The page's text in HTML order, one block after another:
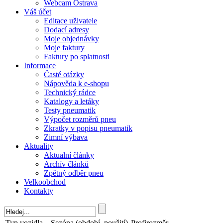
Webcam Ostrava
Váš účet
Editace uživatele
Dodací adresy
Moje objednávky
Moje faktury
Faktury po splatnosti
Informace
Časté otázky
Nápověda k e-shopu
Technický rádce
Katalogy a letáky
Testy pneumatik
Výpočet rozměrů pneu
Zkratky v popisu pneumatik
Zimní výbava
Aktuality
Aktualní články
Archív článků
Zpětný odběr pneu
Velkoobchod
Kontakty